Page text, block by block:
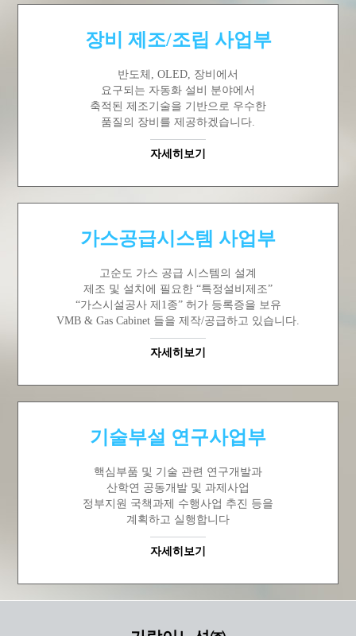
장비 제조/조립 사업부
반도체, OLED, 장비에서
요구되는 자동화 설비 분야에서
축적된 제조기술을 기반으로 우수한
품질의 장비를 제공하겠습니다.
자세히보기
가스공급시스템 사업부
고순도 가스 공급 시스템의 설계
제조 및 설치에 필요한 “특정설비제조”
“가스시설공사 제1종” 허가 등록증을 보유
VMB & Gas Cabinet 들을 제작/공급하고 있습니다.
자세히보기
기술부설 연구사업부
핵심부품 및 기술 관련 연구개발과
산학연 공동개발 및 과제사업
정부지원 국책과제 수행사업 추진 등을
계획하고 실행합니다
자세히보기